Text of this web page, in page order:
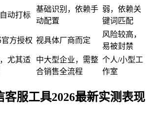
动打标
基础识别，依赖手
动配置
弱，依赖关
键词匹配
方授权 视具体厂商而定
风险较高，
易被封禁
尤其适
中大型企业，需整
合销售全流程
个人/小型工
作室
客服工具2026最新实测表现